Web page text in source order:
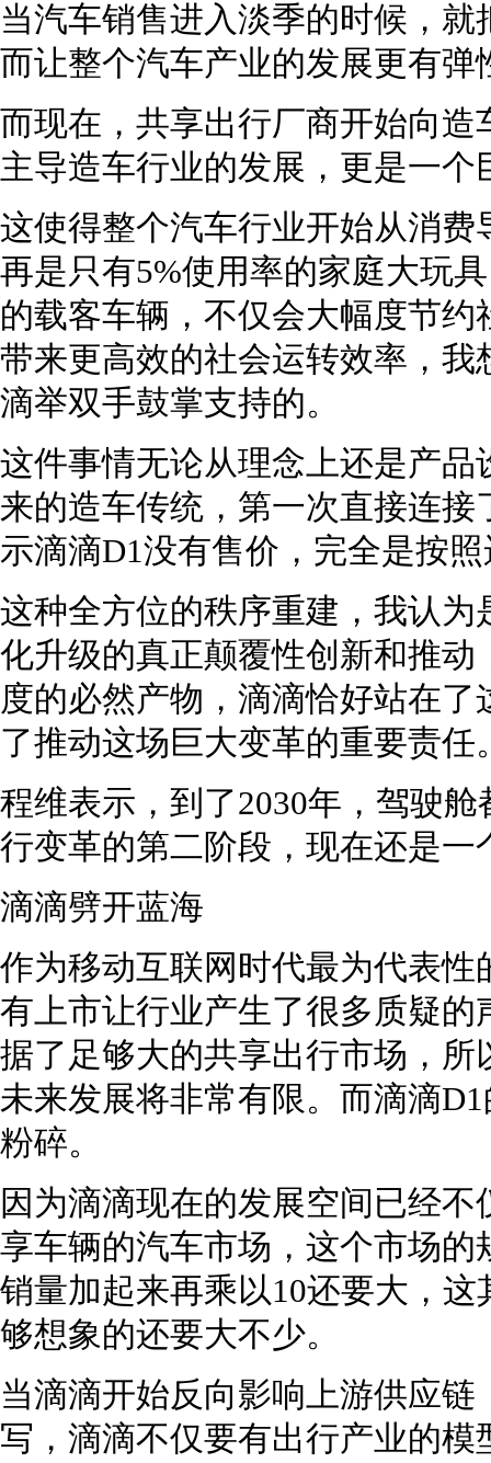
当汽车销售进入淡季的时候，
而让整个汽车产业的发展更有
而现在，共享出行厂商开始向
主导造车行业的发展，更是一个
这使得整个汽车行业开始从消
再是只有5%使用率的家庭大玩
的载客车辆，不仅会大幅度节
带来更高效的社会运转效率，
滴举双手鼓掌支持的。
这件事情无论从理念上还是产
来的造车传统，第一次直接连
示滴滴D1没有售价，完全是按
这种全方位的秩序重建，我认
化升级的真正颠覆性创新和推
度的必然产物，滴滴恰好站在
了推动这场巨大变革的重要责任
程维表示，到了2030年，驾驶
行变革的第二阶段，现在还是一
滴滴劈开蓝海
作为移动互联网时代最为代表
有上市让行业产生了很多质疑
据了足够大的共享出行市场，
未来发展将非常有限。而滴滴
粉碎。
因为滴滴现在的发展空间已经
享车辆的汽车市场，这个市场
销量加起来再乘以10还要大，
够想象的还要大不少。
当滴滴开始反向影响上游供应
写，滴滴不仅要有出行产业的